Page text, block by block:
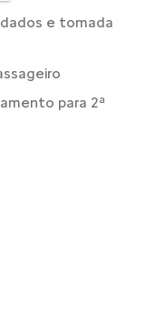
e tomada
para 2ª